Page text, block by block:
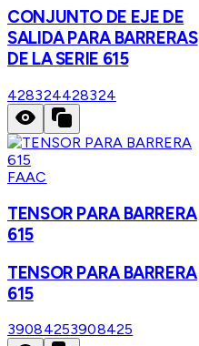
CONJUNTO DE EJE DE
SALIDA PARA BARRERAS
DE LA SERIE 615
428324428324
FAAC
TENSOR PARA BARRERA
615
TENSOR PARA BARRERA
615
39084253908425